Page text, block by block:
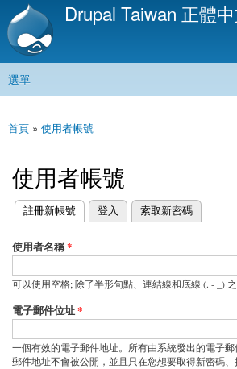
移
內
Drupal Taiwan 正體
主選單
選單
您在這裡
首頁 » 使用者帳號
使用者帳號
主要索引標籤
註冊新帳號
(作用中頁籤) 登入 索取新密碼
使用者名稱*
可以使用空格; 除了半形句點、連結線和底線 (. - _)
電子郵件位址*
一個有效的電子郵件地址。所有由系統發出的電子
郵件地址不會被公開，並且只在您想要取得新密碼